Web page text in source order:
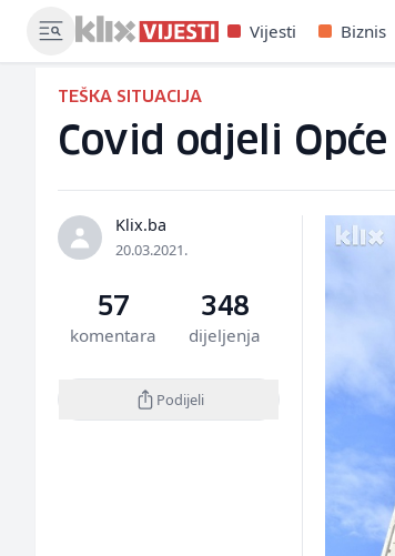
Vijesti Biznis
TEŠKA SITUACIJA
Covid odjeli
Klix.ba
20.03.2021.
57
komentara
348
dijeljenja
Podijeli